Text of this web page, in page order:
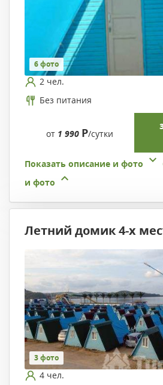
6 фото
2 чел.
Без питания
от 1 990 Р/сутки
Показать описание и фото
и фото
Летний домик 4-х
3 фото
4 чел.